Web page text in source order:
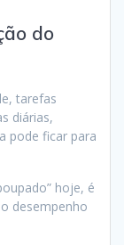
do
tarefas
diárias,
pode ficar para
hoje, é
desempenho